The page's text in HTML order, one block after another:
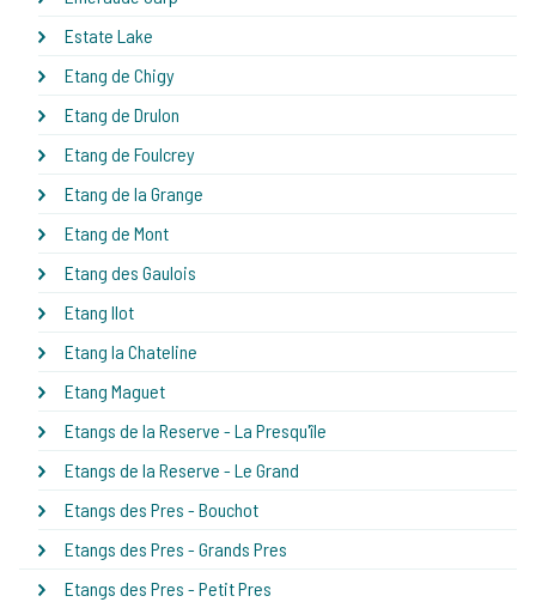
Estate Lake
Etang de Chigy
Etang de Drulon
Etang de Foulcrey
Etang de la Grange
Etang de Mont
Etang des Gaulois
Etang Ilot
Etang la Chateline
Etang Maguet
Etangs de la Reserve - La Presqu'île
Etangs de la Reserve - Le Grand
Etangs des Pres - Bouchot
Etangs des Pres - Grands Pres
Etangs des Pres - Petit Pres